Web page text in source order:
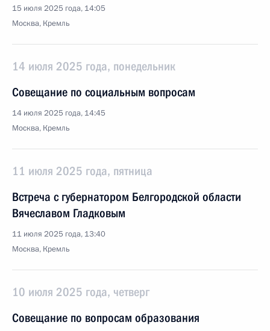
15 июля 2025 года, 14:05
Москва, Кремль
14 июля 2025 года, понедельник
Совещание по социальным вопросам
14 июля 2025 года, 14:45
Москва, Кремль
11 июля 2025 года, пятница
Встреча с губернатором Белгородской области
Вячеславом Гладковым
11 июля 2025 года, 13:40
Москва, Кремль
10 июля 2025 года, четверг
Совещание по вопросам образования